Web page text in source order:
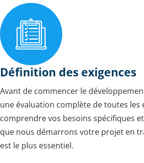
Définition des exigences
Avant de commencer le
une évaluation complète de toutes les
comprendre vos besoins spécifiques
que nous démarrons votre projet en
est le plus essentiel.